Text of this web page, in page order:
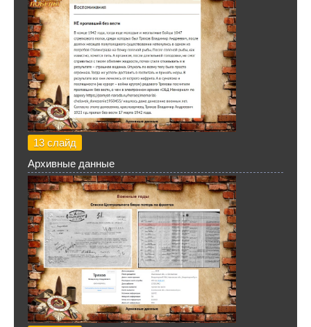
13 слайд
Архивные данные